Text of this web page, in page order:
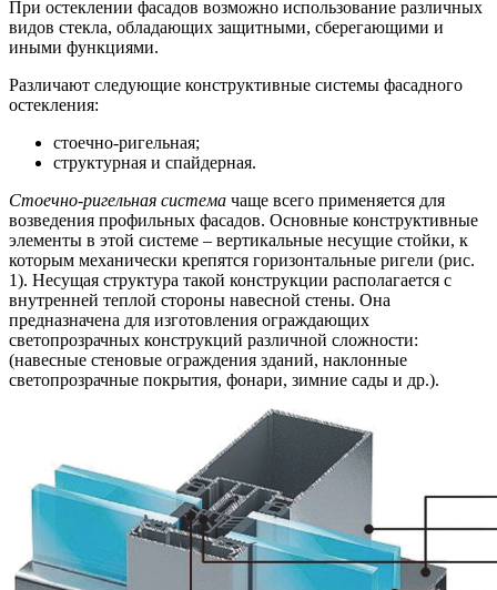
При остеклении фасадов возможно использование различных
видов стекла, обладающих защитными, сберегающими и
иными функциями.
Различают следующие конструктивные системы фасадного
остекления:
стоечно-ригельная;
структурная и спайдерная.
Стоечно-ригельная система чаще всего применяется для
возведения профильных фасадов. Основные конструктивные
элементы в этой системе – вертикальные несущие стойки, к
которым механически крепятся горизонтальные ригели (рис.
1). Несущая структура такой конструкции располагается с
внутренней теплой стороны навесной стены. Она
предназначена для изготовления ограждающих
светопрозрачных конструкций различной сложности:
(навесные стеновые ограждения зданий, наклонные
светопрозрачные покрытия, фонари, зимние сады и др.).